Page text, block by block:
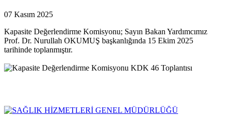
07 Kasım 2025
Kapasite Değerlendirme Komisyonu; Sayın Bakan Yardımcımız
Prof. Dr. Nurullah OKUMUŞ başkanlığında 15 Ekim 2025
tarihinde toplanmıştır.